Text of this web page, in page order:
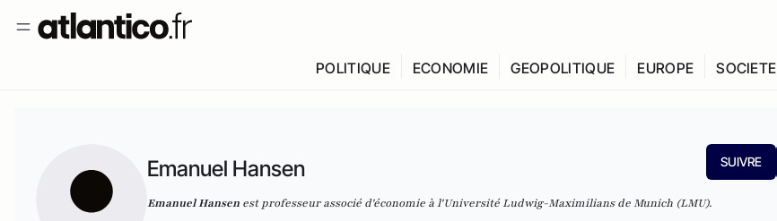
POLITIQUE ECONOMIE GEOPOLITIQUE EUROPE SOCIETE
Emanuel Hansen SUIVRE
Emanuel Hansen est professeur associé d'économie à l'Université Ludwig-Maximilians de Munich (LMU).